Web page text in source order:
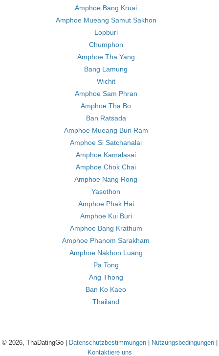
Amphoe Bang Kruai
Amphoe Mueang Samut Sakhon
Lopburi
Chumphon
Amphoe Tha Yang
Bang Lamung
Wichit
Amphoe Sam Phran
Amphoe Tha Bo
Ban Ratsada
Amphoe Mueang Buri Ram
Amphoe Si Satchanalai
Amphoe Kamalasai
Amphoe Chok Chai
Amphoe Nang Rong
Yasothon
Amphoe Phak Hai
Amphoe Kui Buri
Amphoe Bang Krathum
Amphoe Phanom Sarakham
Amphoe Nakhon Luang
Pa Tong
Ang Thong
Ban Ko Kaeo
Thailand
© 2026, ThaDatingGo | Datenschutzbestimmungen| Nutzungsbedingungen|
Kontaktiere uns